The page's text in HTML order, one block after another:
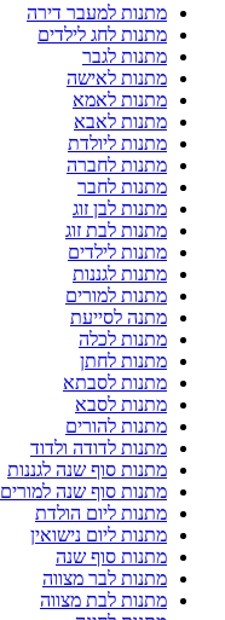
מתנות למעבר דירה
מתנות לחג לילדים
מתנות לגבר
מתנות לאישה
מתנות לאמא
מתנות לאבא
מתנות ליולדת
מתנות לחברה
מתנות לחבר
מתנות לבן זוג
מתנות לבת זוג
מתנות לילדים
מתנות לגננות
מתנות למורים
מתנה לסייעת
מתנות לכלה
מתנות לחתן
מתנות לסבתא
מתנות לסבא
מתנות להורים
מתנות לדודה ולדוד
מתנות סוף שנה לגננות
מתנות סוף שנה למורים
מתנות ליום הולדת
מתנות ליום נישואין
מתנות סוף שנה
מתנות לבר מצווה
מתנות לבת מצווה